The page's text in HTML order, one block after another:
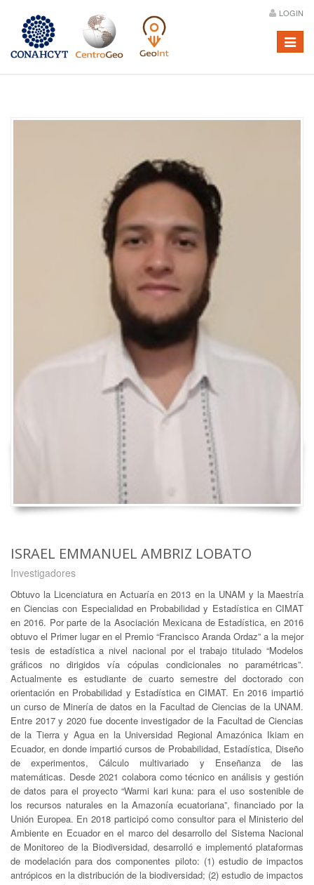
LOGIN
Menú
ISRAEL EMMANUEL AMBRIZ LOBATO
Investigadores
Obtuvo la Licenciatura en Actuaría en 2013 en la UNAM y la Maestría
en Ciencias con Especialidad en Probabilidad y Estadística en CIMAT
en 2016. Por parte de la Asociación Mexicana de Estadística, en 2016
obtuvo el Primer lugar en el Premio “Francisco Aranda Ordaz” a la mejor
tesis de estadística a nivel nacional por el trabajo titulado “Modelos
gráficos no dirigidos vía cópulas condicionales no paramétricas”.
Actualmente es estudiante de cuarto semestre del doctorado con
orientación en Probabilidad y Estadística en CIMAT. En 2016 impartió
un curso de Minería de datos en la Facultad de Ciencias de la UNAM.
Entre 2017 y 2020 fue docente investigador de la Facultad de Ciencias
de la Tierra y Agua en la Universidad Regional Amazónica Ikiam en
Ecuador, en donde impartió cursos de Probabilidad, Estadística, Diseño
de experimentos, Cálculo multivariado y Enseñanza de las
matemáticas. Desde 2021 colabora como técnico en análisis y gestión
de datos para el proyecto “Warmi kari kuna: para el uso sostenible de
los recursos naturales en la Amazonía ecuatoriana”, financiado por la
Unión Europea. En 2018 participó como consultor para el Ministerio del
Ambiente en Ecuador en el marco del desarrollo del Sistema Nacional
de Monitoreo de la Biodiversidad, desarrolló e implementó plataformas
de modelación para dos componentes piloto: (1) estudio de impactos
antrópicos en la distribución de la biodiversidad; (2) estudio de impactos